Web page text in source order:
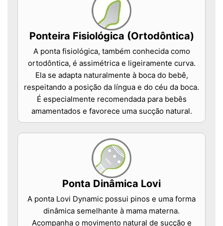
Ponteira Fisiológica (Ortodôntica)
A ponta fisiológica, também conhecida como
ortodôntica, é assimétrica e ligeiramente curva.
Ela se adapta naturalmente à boca do bebê,
respeitando a posição da língua e do céu da boca.
É especialmente recomendada para bebês
amamentados e favorece uma sucção natural.
Ponta Dinâmica Lovi
A ponta Lovi Dynamic possui pinos e uma forma
dinâmica semelhante à mama materna.
Acompanha o movimento natural de sucção e